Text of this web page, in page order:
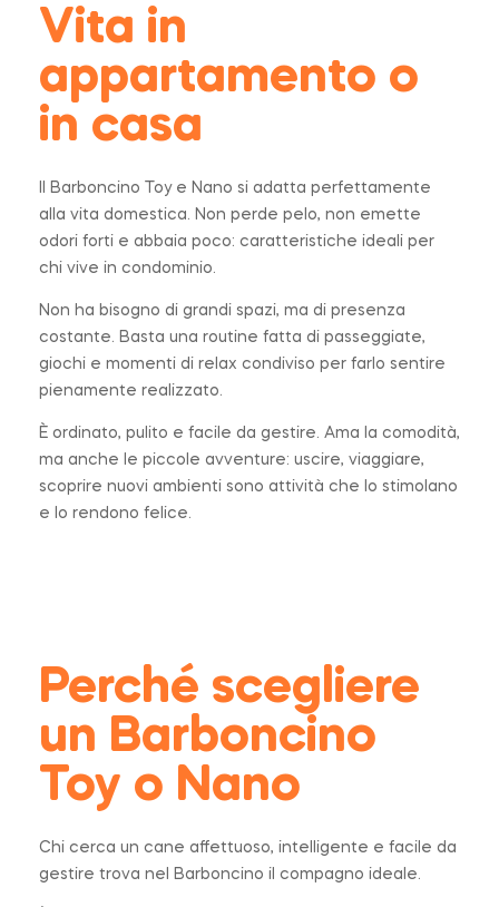
Vita in
appartamento o
in casa
Il Barboncino Toy e Nano si adatta perfettamente
alla vita domestica. Non perde pelo, non emette
odori forti e abbaia poco: caratteristiche ideali per
chi vive in condominio.
Non ha bisogno di grandi spazi, ma di presenza
costante. Basta una routine fatta di passeggiate,
giochi e momenti di relax condiviso per farlo sentire
pienamente realizzato.
È ordinato, pulito e facile da gestire. Ama la comodità,
ma anche le piccole avventure: uscire, viaggiare,
scoprire nuovi ambienti sono attività che lo stimolano
e lo rendono felice.
Perché scegliere
un Barboncino
Toy o Nano
Chi cerca un cane affettuoso, intelligente e facile da
gestire trova nel Barboncino il compagno ideale.